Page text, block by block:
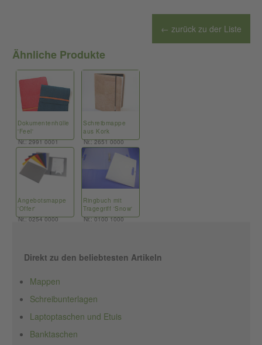
← zurück zu der Liste
Ähnliche Produkte
Dokumentenhülle
'Feel'
Nr.: 2991 0001
Schreibmappe
aus Kork
Nr.: 2651 0000
Angebotsmappe
'Offer'
Nr.: 0254 0000
Ringbuch mit
Tragegriff 'Snow'
Nr.: 0100 1000
Direkt zu den beliebtesten Artikeln
Mappen
Schreibunterlagen
Laptoptaschen und Etuis
Banktaschen